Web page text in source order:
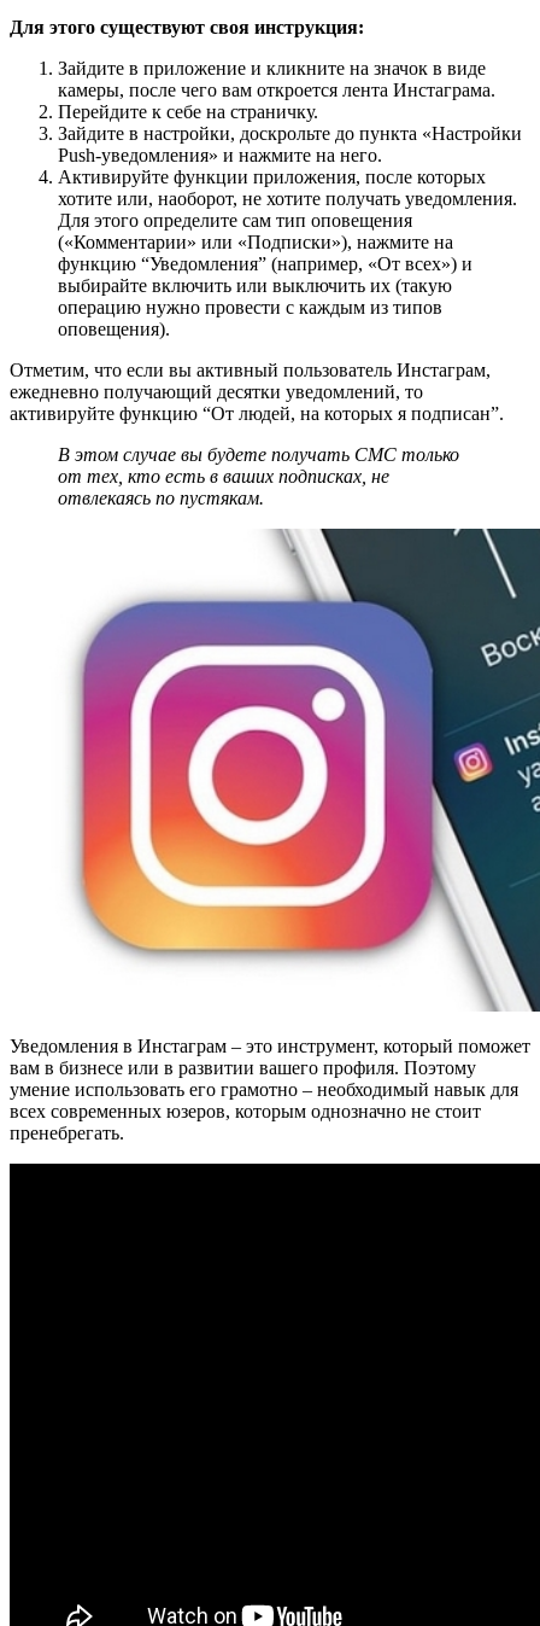
Для этого существуют своя инструкция:
Зайдите в приложение и кликните на значок в виде
камеры, после чего вам откроется лента Инстаграма.
Перейдите к себе на страничку.
Зайдите в настройки, доскрольте до пункта «Настройки
Push-уведомления» и нажмите на него.
Активируйте функции приложения, после которых
хотите или, наоборот, не хотите получать уведомления.
Для этого определите сам тип оповещения
(«Комментарии» или «Подписки»), нажмите на
функцию “Уведомления” (например, «От всех») и
выбирайте включить или выключить их (такую
операцию нужно провести с каждым из типов
оповещения).
Отметим, что если вы активный пользователь Инстаграм,
ежедневно получающий десятки уведомлений, то
активируйте функцию “От людей, на которых я подписан”.
В этом случае вы будете получать СМС только
от тех, кто есть в ваших подписках, не
отвлекаясь по пустякам.
Уведомления в Инстаграм – это инструмент, который поможет
вам в бизнесе или в развитии вашего профиля. Поэтому
умение использовать его грамотно – необходимый навык для
всех современных юзеров, которым однозначно не стоит
пренебрегать.